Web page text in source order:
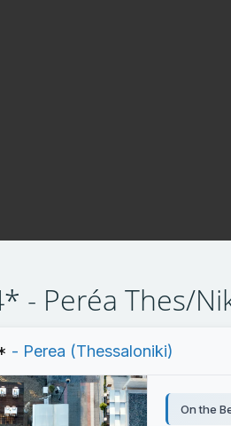
- Peréa Thes/
- Perea (Thessaloniki)
On the